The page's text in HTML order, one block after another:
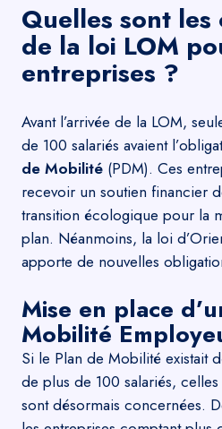
Quelles sont
de la loi LOM
entreprises ?
Avant l’arrivée de la LOM,
de 100 salariés avaient
de Mobilité (PDM). Ces
recevoir un soutien financier
transition écologique pour la
plan. Néanmoins, la loi
apporte de nouvelles
Mise en place
Mobilité
Si le Plan de Mobilité existait
de plus de 100 salariés,
sont désormais concernées.